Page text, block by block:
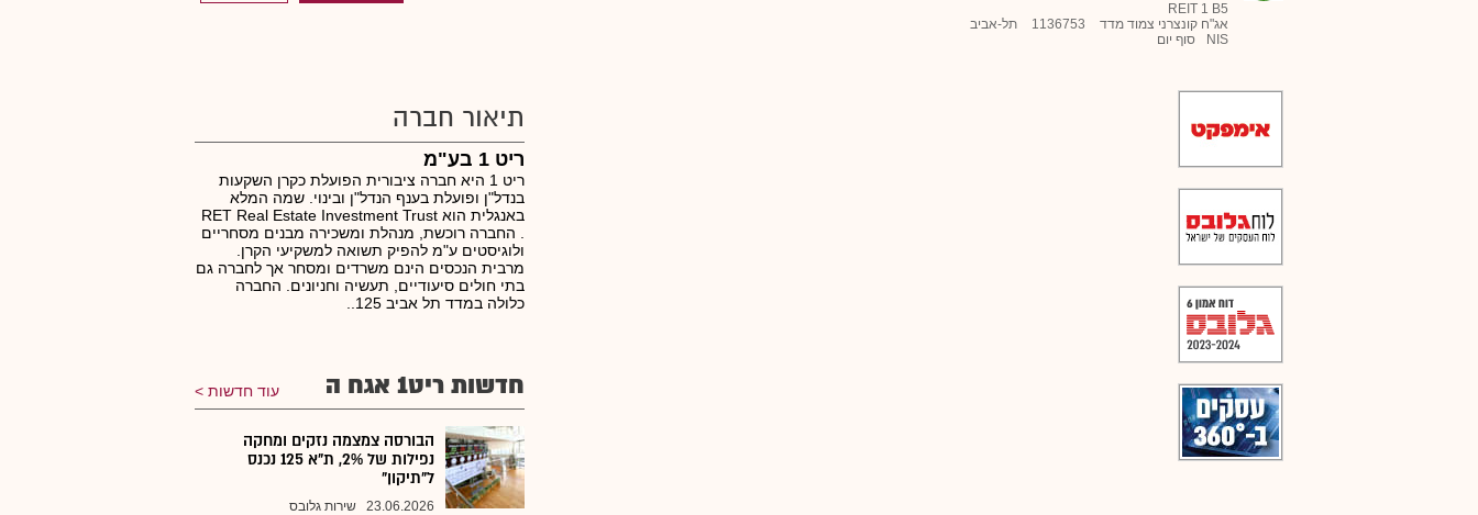
REIT 1 B5
אג"ח קונצרני צמוד מדד
1136753
תל-אביב
NIS
סוף יום
תיאור חברה
ריט 1 בע"מ
ריט 1 היא חברה ציבורית הפועלת כקרן השקעות
בנדל"ן ופועלת בענף הנדל"ן ובינוי. שמה המלא
באנגלית הוא RET Real Estate Investment Trust
. החברה רוכשת, מנהלת ומשכירה מבנים מסחריים
ולוגיסטים ע"מ להפיק תשואה למשקיעי הקרן.
מרבית הנכסים הינם משרדים ומסחר אך לחברה גם
בתי חולים סיעודיים, תעשיה וחניונים. החברה
כלולה במדד תל אביב 125..
חדשות ריט1 אגח ה עוד חדשות
הבורסה צמצמה נזקים ומחקה
נפילות של 2%, ת"א 125 נכנס
ל"תיקון"
23.06.2026 שירות גלובס